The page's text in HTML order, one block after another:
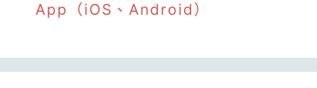
App（iOS、Android）